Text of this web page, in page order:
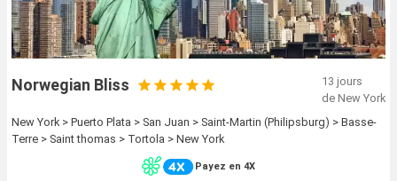
Norwegian Bliss
13 jours
de New York
New York > Puerto Plata > San Juan > Saint-Martin (Philipsburg) > Basse-
Terre > Saint thomas > Tortola > New York
Payez en 4X